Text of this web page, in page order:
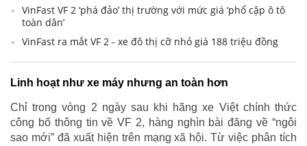
VinFast VF 2 ‘phá đảo’ thị trường với mức giá ‘phổ cập ô tô
toàn dân’
VinFast ra mắt VF 2 - xe đô thị cỡ nhỏ giá 188 triệu đồng
Linh hoạt như xe máy nhưng an toàn hơn
Chỉ trong vòng 2 ngày sau khi hãng xe Việt chính thức
công bố thông tin về VF 2, hàng nghìn bài đăng về “ngôi
sao mới” đã xuất hiện trên mạng xã hội. Từ việc phân tích